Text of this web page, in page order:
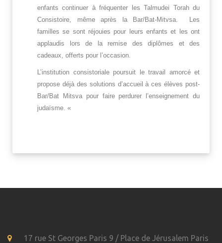
enfants continuer à fréquenter les Talmudei Torah du
Consistoire, même après la Bar/Bat-Mitvsa. Les
familles se sont réjouies pour leurs enfants et les ont
applaudis lors de la remise des diplômes et des
cadeaux, offerts pour l’occasion.
L’institution consistoriale poursuit le travail amorcé et
propose déjà des solutions d’accueil à ces élèves post-
Bar/Bat Mitsva pour faire perdurer l’enseignement du
judaïsme. «
17 rue St Georges Paris 9 / Place de Jérusalem Paris